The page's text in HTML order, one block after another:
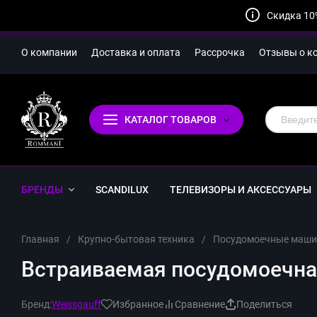
Скидка
О компании Доставка и оплата Рассрочка Отзывы о
КАТАЛОГ ТОВАРОВ
БРЕНДЫ SCANDILUX ТЕЛЕВИЗОРЫ И АКСЕССУАРЫ
Главная / Крупно-бытовая техника / Посудомоечные
Встраиваемая
Бренд:Weissgauff Избранное Сравнение Поделиться